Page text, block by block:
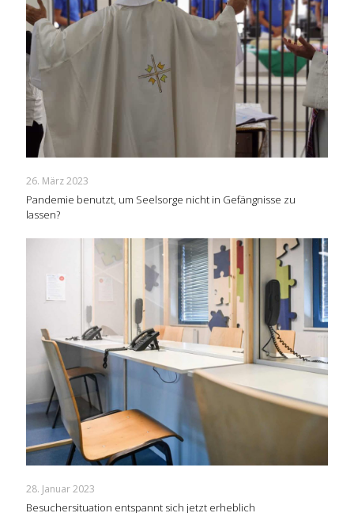
26. März 2023
Pandemie benutzt, um Seelsorge nicht in Gefängnisse zu
lassen?
28. Januar 2023
Besuchersituation entspannt sich jetzt erheblich